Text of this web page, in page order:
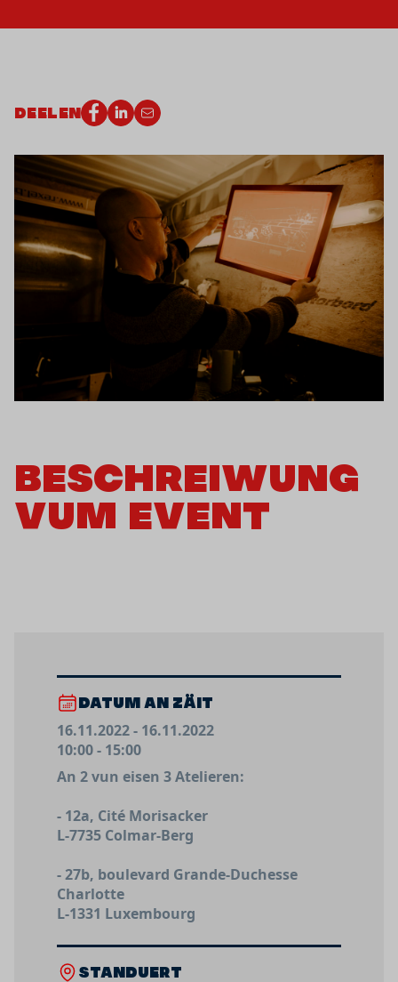
DEELEN
BESCHREIWUNG
VUM EVENT
DATUM AN ZÄIT
16.11.2022 - 16.11.2022
10:00 - 15:00
An 2 vun eisen 3 Atelieren:
- 12a, Cité Morisacker
L-7735 Colmar-Berg
- 27b, boulevard Grande-Duchesse
Charlotte
L-1331 Luxembourg
STANDUERT